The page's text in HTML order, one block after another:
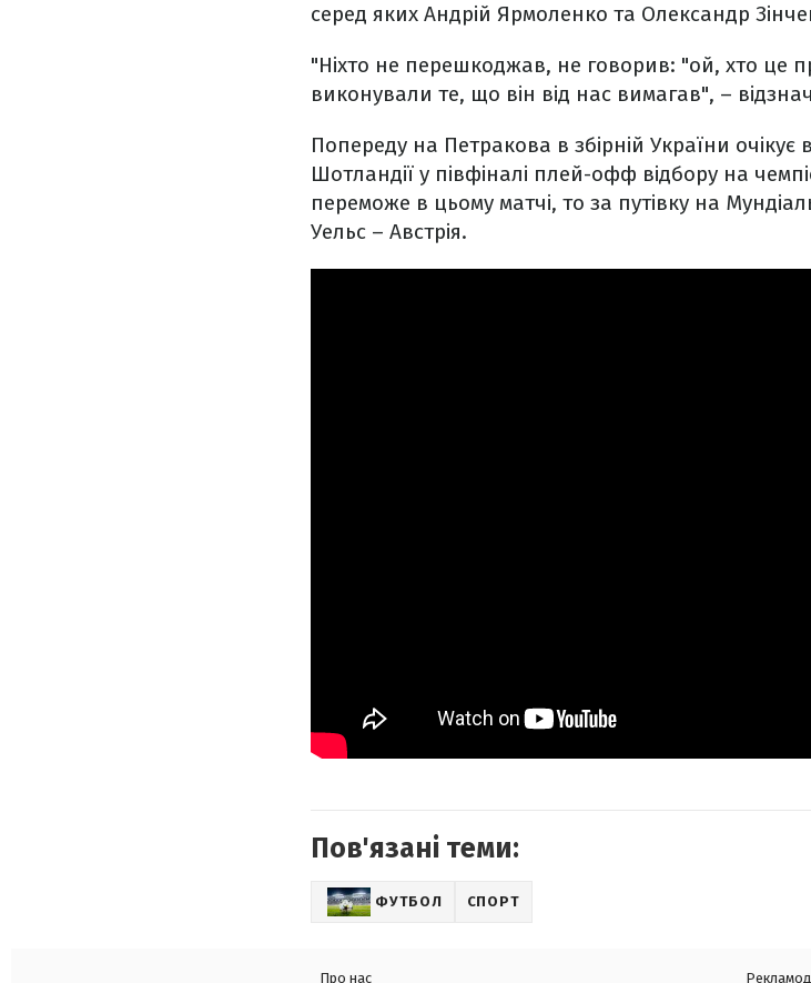
серед яких Андрій Ярмоленко та Олександр
"Ніхто не перешкоджав, не говорив: "ой, хто це
виконували те, що він від нас вимагав", –
Попереду на Петракова в збірній України
Шотландії у півфіналі плей-офф відбору на
переможе в цьому матчі, то за путівку на
Уельс – Австрія.
Пов'язані теми:
ФУТБОЛ СПОРТ
Про нас